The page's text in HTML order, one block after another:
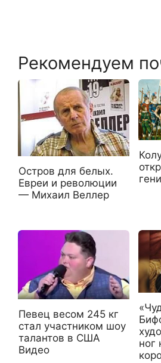
Рекомендуем
Остров для белых.
Евреи и революции
— Михаил Веллер
Певец весом 245 кг
стал участником шоу
талантов в США
Видео
ног